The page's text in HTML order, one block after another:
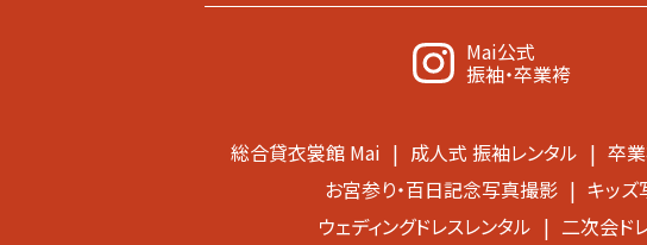
Mai公式
振袖・卒業袴
総合貸衣裳館 Mai 成人式 振袖レンタル 卒
お宮参り・百日記念写真撮影
キッ
ウェディングドレスレンタル
二次会ド